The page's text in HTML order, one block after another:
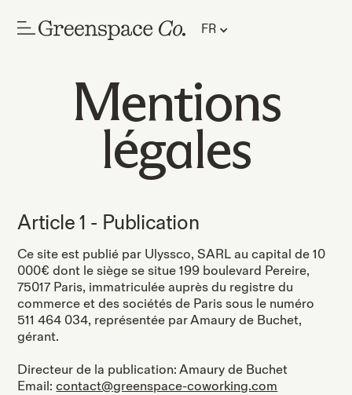
FR
Mentions
légales
Article 1 - Publication
Ce site est publié par Ulyssco, SARL au capital de 10
000€ dont le siège se situe 199 boulevard Pereire,
75017 Paris, immatriculée auprès du registre du
commerce et des sociétés de Paris sous le numéro
511 464 034, représentée par Amaury de Buchet,
gérant.
Directeur de la publication: Amaury de Buchet
Email:contact@greenspace-coworking.com